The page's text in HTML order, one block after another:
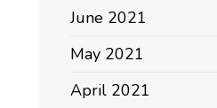
June 2021
May 2021
April 2021